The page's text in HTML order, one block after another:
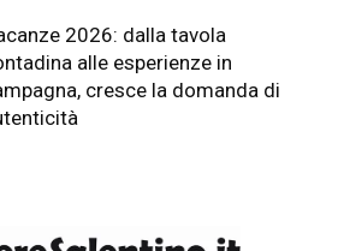
2026: dalla tavola
alle esperienze in
cresce la domanda di